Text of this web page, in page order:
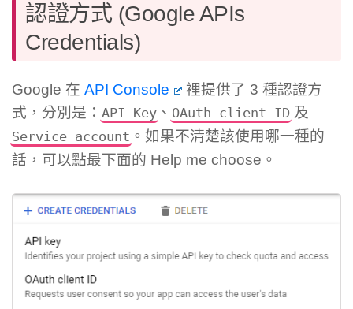
認證方式 (Google APIs
Credentials)
Google 在 API Console
裡提供了 3 種認證方
式，分別是： API Key 、 OAuth client ID 及
Service account 。如果不清楚該使用哪一種的
話，可以點最下面的 Help me choose。